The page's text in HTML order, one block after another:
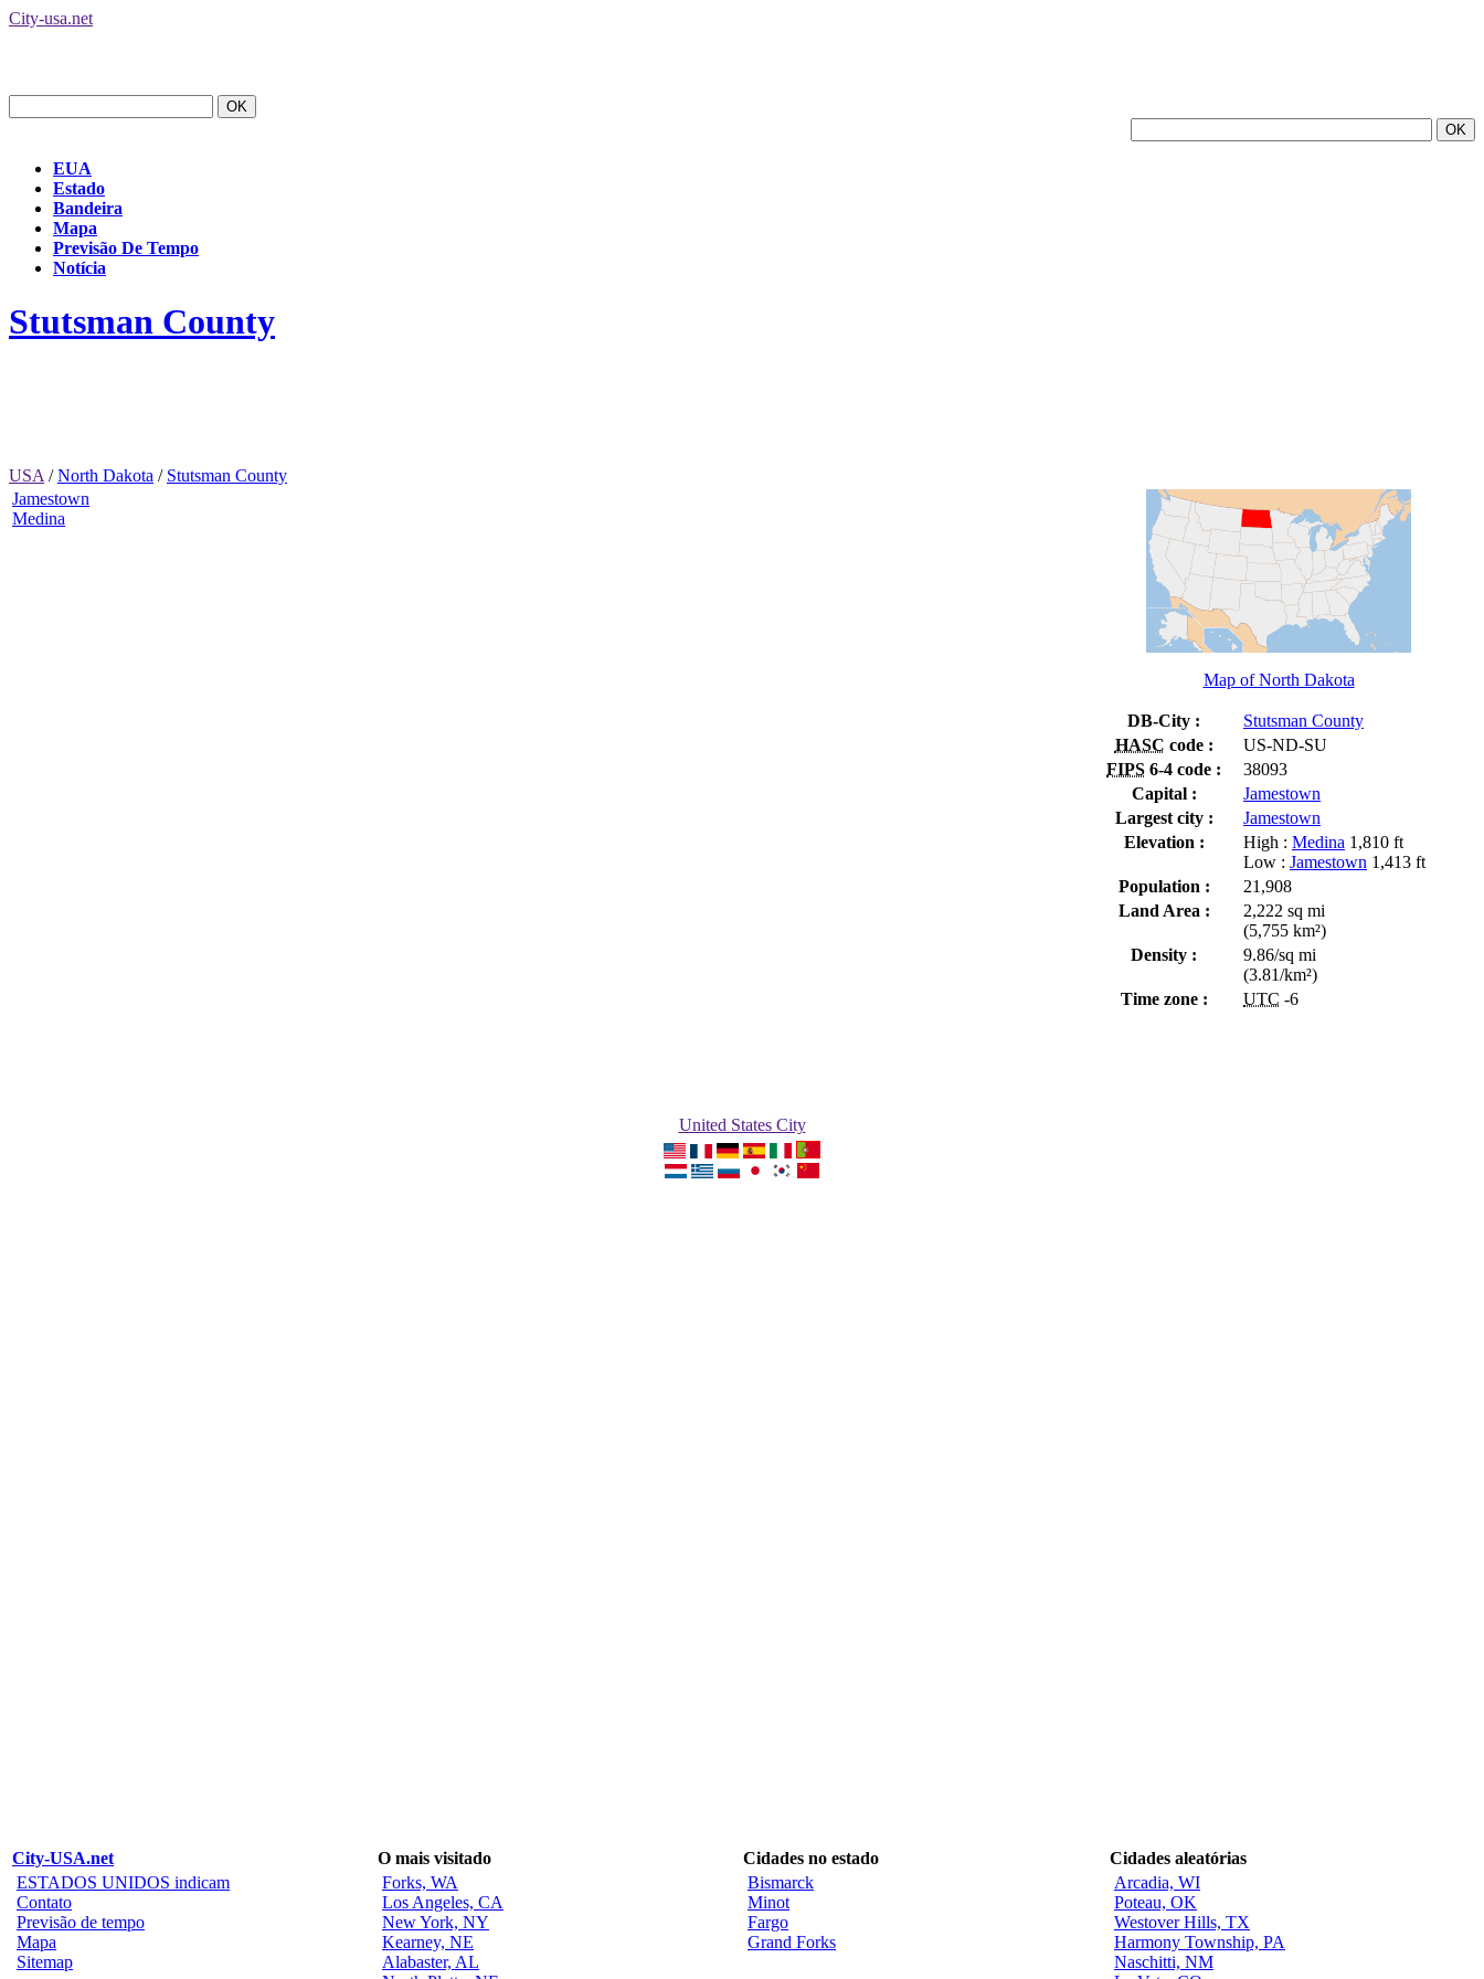
City-usa.net
EUA
Estado
Bandeira
Mapa
Previsão De Tempo
Notícia
Stutsman County
USA /North Dakota / Stutsman County
Jamestown
Medina
Map of North Dakota
DB-City :
Stutsman County
HASC code :
US-ND-SU
FIPS 6-4 code :
38093
Capital :
Jamestown
Largest city :
Jamestown
Elevation :
High : Medina 1,810 ft
Low : Jamestown 1,413 ft
Population :
21,908
Land Area :
2,222 sq mi
(5,755 km²)
Density :
9.86/sq mi
(3.81/km²)
Time zone :
UTC -6
United States City
City-USA.net O mais visitado Cidades no estado
Cidades aleatórias
ESTADOS UNIDOS indicam
Contato
Previsão de tempo
Mapa
Sitemap
Forks, WA
Los Angeles, CA
New York, NY
Kearney, NE
Alabaster, AL
Bismarck
Minot
Fargo
Grand Forks
Arcadia, WI
Poteau, OK
Westover Hills, TX
Harmony Township, PA
Naschitti, NM